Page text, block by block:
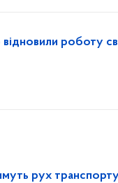
роботу
рух